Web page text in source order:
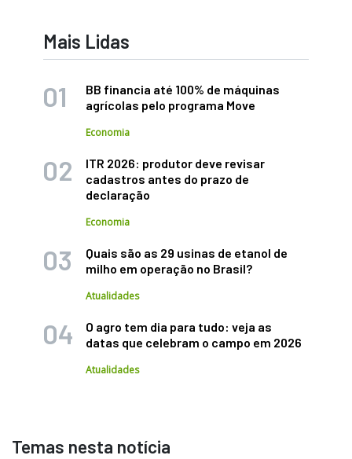
Mais Lidas
BB financia até 100% de máquinas
agrícolas pelo programa Move
Economia
ITR 2026: produtor deve revisar
cadastros antes do prazo de
declaração
Economia
Quais são as 29 usinas de etanol de
milho em operação no Brasil?
Atualidades
O agro tem dia para tudo: veja as
datas que celebram o campo em 2026
Atualidades
Temas nesta notícia